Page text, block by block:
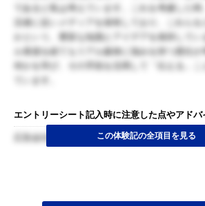
であると私は考えています。これを考慮した時
活者に近いメディアを保有しており、これらを
かという、豊富な知識とアイデアを保持してい
ル発達を経てもリアル媒体に強みを持つ貴社が
何かを学び、その手段を活用して「伝える」こ
エントリーシート記入時に注意した点やアドバ
広告会社の中でも、なぜ東急なのかを意識した
この体験記の全項目を見る